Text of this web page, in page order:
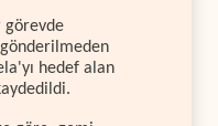
görevde
hedef alan